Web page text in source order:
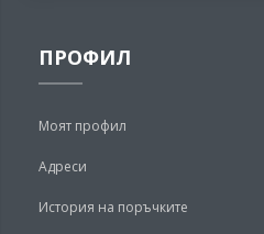
ПРОФИЛ
Моят профил
Адреси
История на поръчките